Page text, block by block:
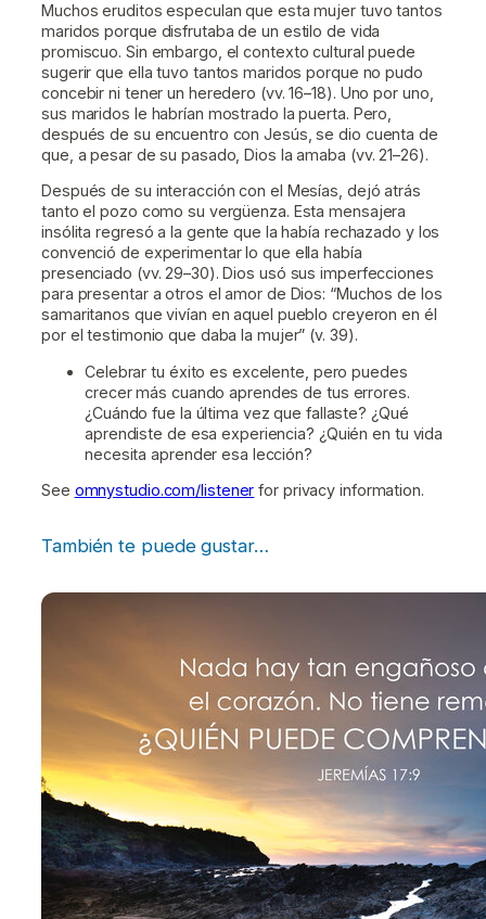
Muchos eruditos especulan que esta mujer tuvo tantos
maridos porque disfrutaba de un estilo de vida
promiscuo. Sin embargo, el contexto cultural puede
sugerir que ella tuvo tantos maridos porque no pudo
concebir ni tener un heredero (vv. 16–18). Uno por uno,
sus maridos le habrían mostrado la puerta. Pero,
después de su encuentro con Jesús, se dio cuenta de
que, a pesar de su pasado, Dios la amaba (vv. 21–26).
Después de su interacción con el Mesías, dejó atrás
tanto el pozo como su vergüenza. Esta mensajera
insólita regresó a la gente que la había rechazado y los
convenció de experimentar lo que ella había
presenciado (vv. 29–30). Dios usó sus imperfecciones
para presentar a otros el amor de Dios: “Muchos de los
samaritanos que vivían en aquel pueblo creyeron en él
por el testimonio que daba la mujer” (v. 39).
Celebrar tu éxito es excelente, pero puedes
crecer más cuando aprendes de tus errores.
¿Cuándo fue la última vez que fallaste? ¿Qué
aprendiste de esa experiencia? ¿Quién en tu vida
necesita aprender esa lección?
See omnystudio.com/listener for privacy information.
También te puede gustar…